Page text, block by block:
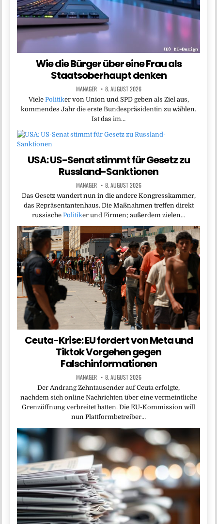
Wie die Bürger über eine Frau als
Staatsoberhaupt denken
MANAGER 8. AUGUST 2026
Viele Politiker von Union und SPD geben als Ziel aus,
kommendes Jahr die erste Bundespräsidentin zu wählen.
Ist das im…
USA: US-Senat stimmt für Gesetz zu
Russland-Sanktionen
MANAGER 8. AUGUST 2026
Das Gesetz wandert nun in die andere Kongresskammer,
das Repräsentantenhaus. Die Maßnahmen treffen direkt
russische Politiker und Firmen; außerdem zielen…
Ceuta-Krise: EU fordert von Meta und
Tiktok Vorgehen gegen
Falschinformationen
MANAGER 8. AUGUST 2026
Der Andrang Zehntausender auf Ceuta erfolgte,
nachdem sich online Nachrichten über eine vermeintliche
Grenzöffnung verbreitet hatten. Die EU-Kommission will
nun Plattformbetreiber…